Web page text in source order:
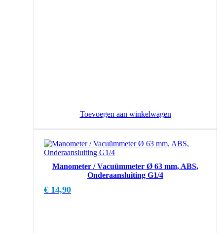
Toevoegen aan winkelwagen
Manometer / Vacuümmeter Ø 63 mm, ABS,
Onderaansluiting G1/4
€ 14,90